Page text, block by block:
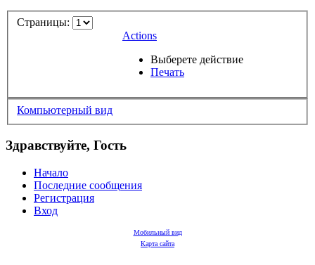
Страницы:
Actions
Выберете действие
Печать
Компьютерный вид
Здравствуйте, Гость
Начало
Последние сообщения
Регистрация
Вход
Мобильный вид
Карта сайта